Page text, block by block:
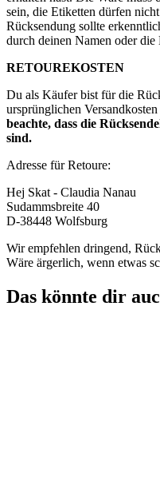
sein, die Etiketten dürfen
Rücksendung sollte
durch deinen Namen oder die
RETOUREKOSTEN
Du als Käufer bist für die
ursprünglichen
beachte, dass die
sind.
Adresse für Retoure:
Hej Skat - Claudia Nanau
Sudammsbreite 40
D-38448 Wolfsburg
Wir empfehlen dringend,
Wäre ärgerlich, wenn etwas
Das könnte dir